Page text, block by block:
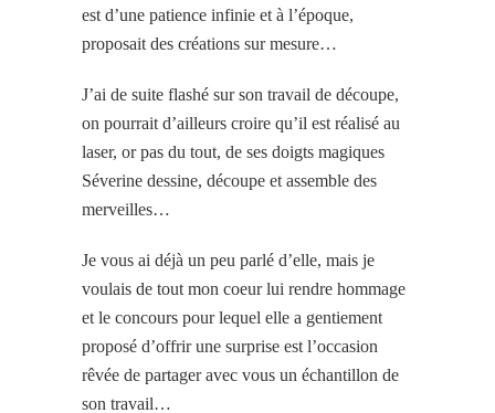
est d’une patience infinie et à l’époque,
proposait des créations sur mesure…
J’ai de suite flashé sur son travail de découpe,
on pourrait d’ailleurs croire qu’il est réalisé au
laser, or pas du tout, de ses doigts magiques
Séverine dessine, découpe et assemble des
merveilles…
Je vous ai déjà un peu parlé d’elle, mais je
voulais de tout mon coeur lui rendre hommage
et le concours pour lequel elle a gentiement
proposé d’offrir une surprise est l’occasion
rêvée de partager avec vous un échantillon de
son travail…